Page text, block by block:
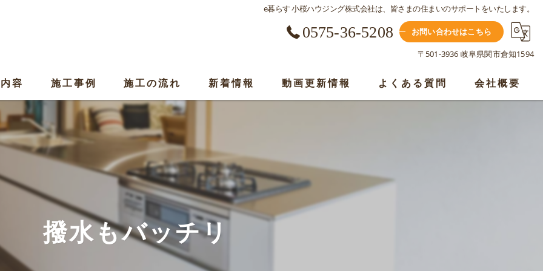
e暮らす 小桜ハウジング株式会社は、皆さまの住まいのサポートをいたします。
0575-36-5208 お問い合わせはこちら
〒501-3936 岐阜県関市倉知1594
容 施工事例 施工の流れ 新着情報 動画更新情報 よくある質問 会社概要
撥水もバッチリ